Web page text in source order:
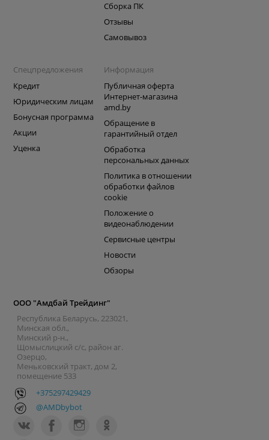
Сборка ПК
Отзывы
Самовывоз
Спецпредложения
Кредит
Юридическим лицам
Бонусная программа
Акции
Уценка
Информация
Публичная оферта
Интернет-магазина
amd.by
Обращение в
гарантийный отдел
Обработка
персональных данных
Политика в отношении
обработки файлов
cookie
Положение о
видеонаблюдении
Сервисные центры
Новости
Обзоры
ООО "Амдбай Трейдинг"
Республика Беларусь, 223021,
Минская обл.,
Минский р-н.,
Щомыслицкий с/с, район аг.
Озерцо,
Меньковский тракт, дом 2,
помещение 533
+375297429429
@AMDbybot